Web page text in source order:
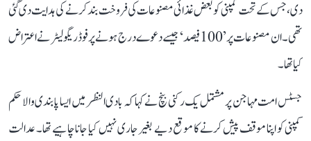
دی، جس کے تحت کمپنی کو بعض غذائی مصنوعات کی فروخت بند کرنے کی ہدایت دی گئی
تھی۔ ان مصنوعات پر ’100 فیصد‘ جیسے دعوے درج ہونے پر فوڈ ریگولیٹر نے اعتراض
کیا تھا۔
جسٹس امت مہاجن پر مشتمل یک رکنی بنچ نے کہا کہ بادی النظر میں ایسا پابندی والا حکم
کمپنی کو اپنا موقف پیش کرنے کا موقع دیے بغیر جاری نہیں کیا جانا چاہیے تھا۔ عدالت